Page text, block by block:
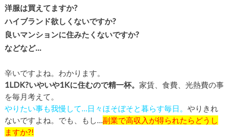
洋服は買えてますか?
ハイブランド欲しくないですか?
良いマンションに住みたくないですか?
などなど…
辛いですよね。わかります。
1LDK?いやいや1Kに住むので精一杯。 家賃、食費、光熱費の事
を毎月考えて。
やりたい事も我慢して…日々ほそぼそと暮らす毎日。 やりきれ
ないですよね。でも、もし… 副業で高収入が得られたらどうし
ますか?!